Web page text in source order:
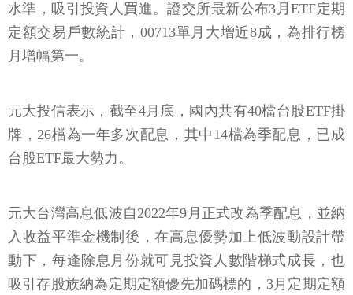
水準，吸引投資人買進。證交所最新公布3月ETF定期
定額交易戶數統計，00713單月大增近8成，為排行榜
月增幅第一。
元大投信表示，截至4月底，國內共有40檔台股ETF掛
牌，26檔為一年多次配息，其中14檔為季配息，已成
台股ETF最大勢力。
元大台灣高息低波自2022年9月正式改為季配息，並納
入收益平準金機制後，在高息優勢加上低波動設計帶
動下，每逢除息月份就可見投資人數階梯式成長，也
吸引存股族納為定期定額優先加碼標的，3月定期定額